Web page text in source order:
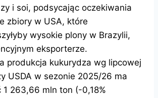
i soi, podsycając oczekiwania
zbiory w USA, które
wysokie plony w Brazylii,
eksporterze.
produkcja kukurydza wg lipcowej
USDA w sezonie 2025/26 ma
1 263,66 mln ton (-0,18%